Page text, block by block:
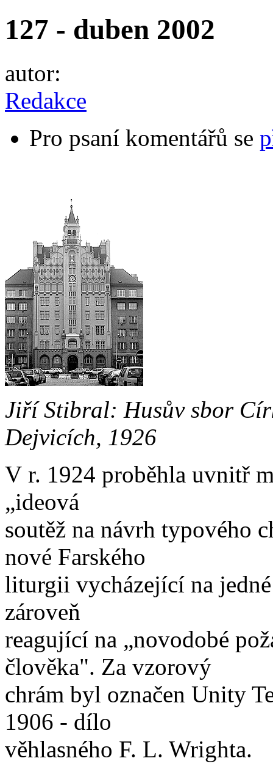
127 - duben 2002
autor:
Redakce
Pro psaní komentářů se
Jiří Stibral: Husův sbor
Dejvicích, 1926
V r. 1924 proběhla uvnitř
„ideová
soutěž na návrh typového
nové Farského
liturgii vycházející na
zároveň
reagující na „novodobé
člověka". Za vzorový
chrám byl označen Unity
1906 - dílo
věhlasného F. L. Wrighta.